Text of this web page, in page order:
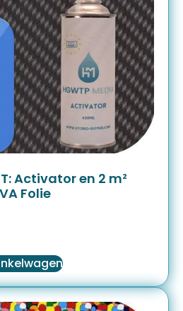
Activator en 2 m²
Folie